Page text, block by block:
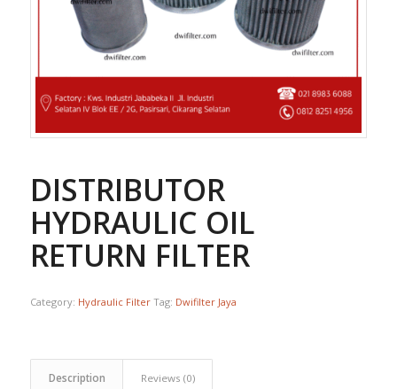
DISTRIBUTOR
HYDRAULIC OIL
RETURN FILTER
Category: Hydraulic Filter Tag: Dwifilter Jaya
Description Reviews (0)